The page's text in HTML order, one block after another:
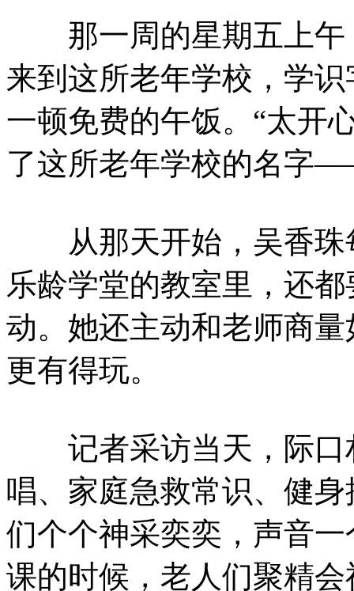
那一周的星期五上午
来到这所老年学校，学
一顿免费的午饭。“太开
了这所老年学校的名字
从那天开始，吴香珠
乐龄学堂的教室里，还
动。她还主动和老师商
更有得玩。
记者采访当天，际口
唱、家庭急救常识、健
们个个神采奕奕，声音
课的时候，老人们聚精